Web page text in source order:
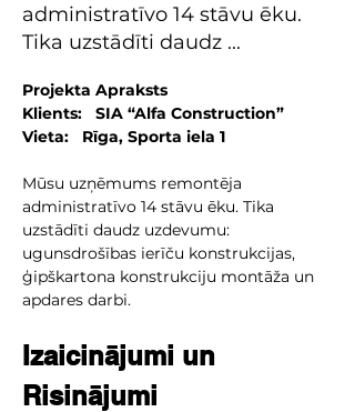
administratīvo 14 stāvu ēku.
Tika uzstādīti daudz ...
Projekta Apraksts
Klients:   SIA “Alfa Construction”
Vieta:   Rīga, Sporta iela 1
Mūsu uzņēmums remontēja
administratīvo 14 stāvu ēku. Tika
uzstādīti daudz uzdevumu:
ugunsdrošības ierīču konstrukcijas,
ģipškartona konstrukciju montāža un
apdares darbi.
Izaicinājumi un
Risinājumi